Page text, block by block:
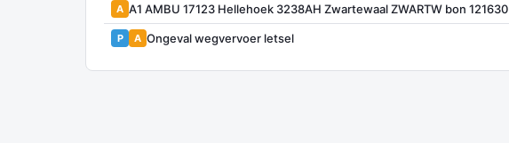
A A1 AMBU 17123 Hellehoek 3238AH Zwartewaal ZWARTW bon 121630
P A Ongeval wegvervoer letsel